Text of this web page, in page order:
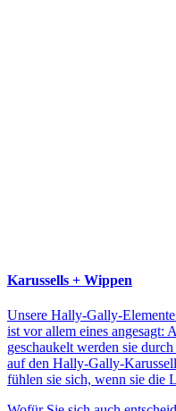
Karussells + Wippen
Unsere Hally-Gally-
ist vor allem eines angesagt:
geschaukelt werden sie
auf den Hally-Gally-
fühlen sie sich, wenn sie die